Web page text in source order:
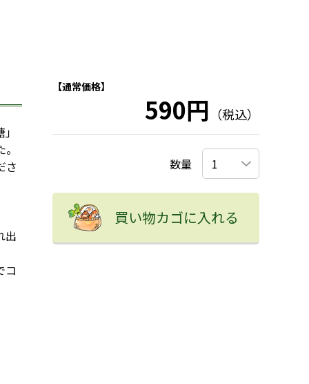
さ
出
コ
【通常価格】
590円 （税込）
数量
買い物カゴに入れる